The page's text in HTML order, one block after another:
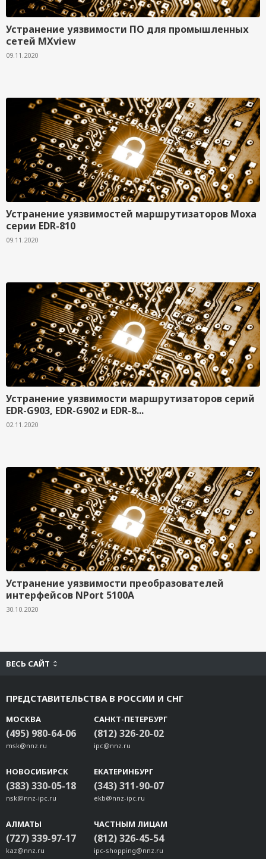
Устранение уязвимости ПО для промышленных
сетей MXview
09.11.2020
Устранение уязвимостей маршрутизаторов Moxa
серии EDR-810
09.11.2020
Устранение уязвимости маршрутизаторов серий
EDR-G903, EDR-G902 и EDR-8...
02.11.2020
Устранение уязвимости преобразователей
интерфейсов NPort 5100A
30.10.2020
ВЕСЬ САЙТ
ПРЕДСТАВИТЕЛЬСТВА В РОССИИ И СНГ
МОСКВА
(495) 980-64-06
msk@nnz.ru
САНКТ-ПЕТЕРБУРГ
(812) 326-20-02
ipc@nnz.ru
НОВОСИБИРСК
(383) 330-05-18
nsk@nnz-ipc.ru
ЕКАТЕРИНБУРГ
(343) 311-90-07
ekb@nnz-ipc.ru
АЛМАТЫ
(727) 339-97-17
kaz@nnz.ru
ЧАСТНЫМ ЛИЦАМ
(812) 326-45-54
ipc-shopping@nnz.ru